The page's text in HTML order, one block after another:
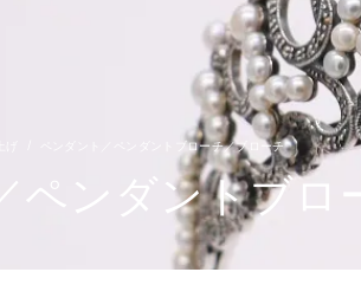
ペンダント／ペンダントブローチ／ブローチ
ペンダントブロ